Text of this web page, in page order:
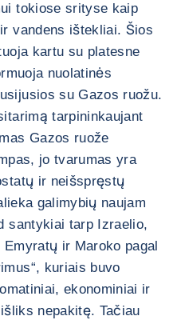
tokiose srityse kaip
vandens ištekliai. Šios
kartu su platesne
nuolatinės
su Gazos ruožu.
tarpininkaujant
Gazos ruože
jo tvarumas yra
ir neišspręstų
galimybių naujam
santykiai tarp Izraelio,
ir Maroko pagal
kuriais buvo
ekonominiai ir
nepakitę. Tačiau